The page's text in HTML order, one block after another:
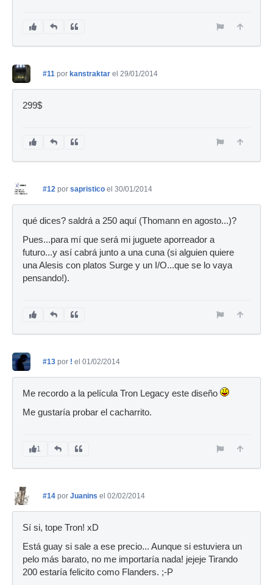
#11 por kanstraktar el 29/01/2014
299$
#12 por sapristico el 30/01/2014
qué dices? saldrá a 250 aquí (Thomann en agosto...)?
Pues...para mí que será mi juguete aporreador a
futuro...y así cabrá junto a una cuna (si alguien quiere
una Alesis con platos Surge y un I/O...que se lo vaya
pensando!).
#13 por ! el 01/02/2014
Me recordo a la película Tron Legacy este diseño
Me gustaría probar el cacharrito.
1
#14 por Juanins el 02/02/2014
Sí si, tope Tron! xD
Está guay si sale a ese precio... Aunque si estuviera un
pelo más barato, no me importaría nada! jejeje Tirando
200 estaría felicito como Flanders. ;-P